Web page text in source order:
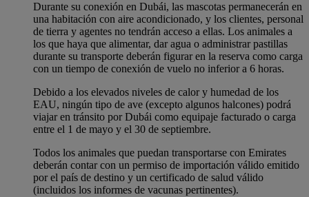
Durante su conexión en Dubái, las mascotas permanecerán en
una habitación con aire acondicionado, y los clientes, personal
de tierra y agentes no tendrán acceso a ellas. Los animales a
los que haya que alimentar, dar agua o administrar pastillas
durante su transporte deberán figurar en la reserva como carga
con un tiempo de conexión de vuelo no inferior a 6 horas.
Debido a los elevados niveles de calor y humedad de los
EAU, ningún tipo de ave (excepto algunos halcones) podrá
viajar en tránsito por Dubái como equipaje facturado o carga
entre el 1 de mayo y el 30 de septiembre.
Todos los animales que puedan transportarse con Emirates
deberán contar con un permiso de importación válido emitido
por el país de destino y un certificado de salud válido
(incluidos los informes de vacunas pertinentes).